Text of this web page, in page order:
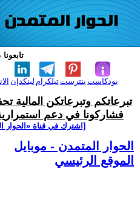
لينكدإن تيلكرامبنترست بودكاست
تبرعاتكم وتبرعاتكن المالية
فشاركونا في دعم
[اشترك في قناة ‫«الحوار
الحوار المتمدن - موبايل
الموقع الرئيسي